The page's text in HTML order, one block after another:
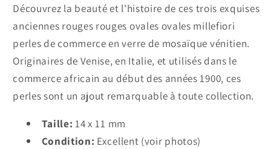
Découvrez la beauté et l'histoire de ces trois exquises
anciennes rouges rouges ovales ovales millefiori
perles de commerce en verre de mosaïque vénitien.
Originaires de Venise, en Italie, et utilisés dans le
commerce africain au début des années 1900, ces
perles sont un ajout remarquable à toute collection.
Taille: 14 x 11 mm
Condition: Excellent (voir photos)